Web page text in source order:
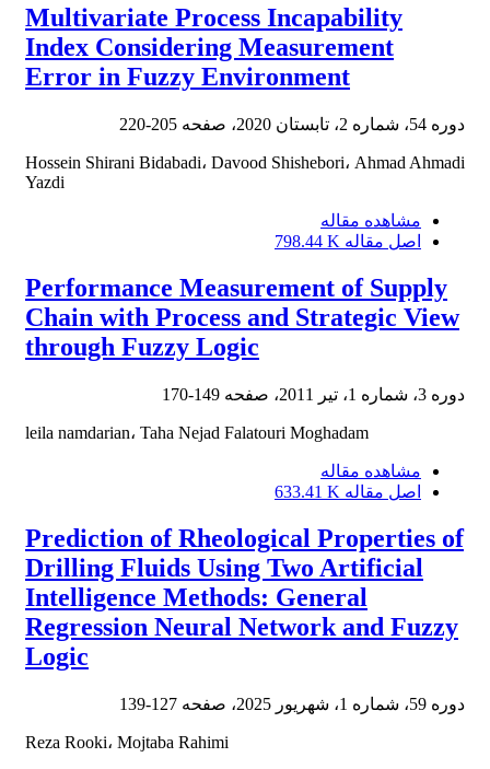
Multivariate Process Incapability
Index Considering Measurement
Error in Fuzzy Environment
دوره 54، شماره 2، تابستان 2020، صفحه 205-220
Hossein Shirani Bidabadi، Davood Shishebori، Ahmad Ahmadi
Yazdi
مشاهده مقاله
اصل مقاله 798.44 K
Performance Measurement of Supply
Chain with Process and Strategic View
through Fuzzy Logic
دوره 3، شماره 1، تیر 2011، صفحه 149-170
leila namdarian، Taha Nejad Falatouri Moghadam
مشاهده مقاله
اصل مقاله 633.41 K
Prediction of Rheological Properties of
Drilling Fluids Using Two Artificial
Intelligence Methods: General
Regression Neural Network and Fuzzy
Logic
دوره 59، شماره 1، شهریور 2025، صفحه 127-139
Reza Rooki، Mojtaba Rahimi